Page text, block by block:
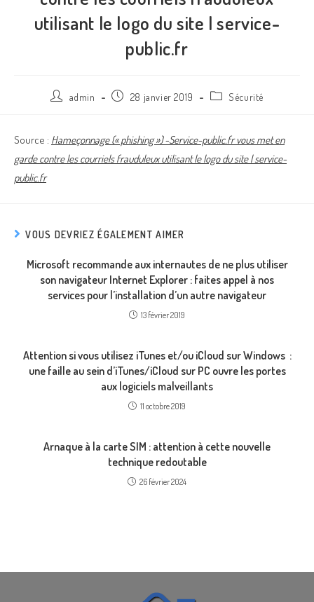
utilisant le logo du site | service-
public.fr
admin 28 janvier 2019 Sécurité
Source : Hameçonnage (« phishing ») -Service-public.fr vous met en
garde contre les courriels frauduleux utilisant le logo du site | service-
public.fr
VOUS DEVRIEZ ÉGALEMENT AIMER
Microsoft recommande aux internautes de ne plus utiliser
son navigateur Internet Explorer : faites appel à nos
services pour l’installation d’un autre navigateur
13 février 2019
Attention si vous utilisez iTunes et/ou iCloud sur Windows :
une faille au sein d’iTunes/iCloud sur PC ouvre les portes
aux logiciels malveillants
11 octobre 2019
Arnaque à la carte SIM : attention à cette nouvelle
technique redoutable
26 février 2024